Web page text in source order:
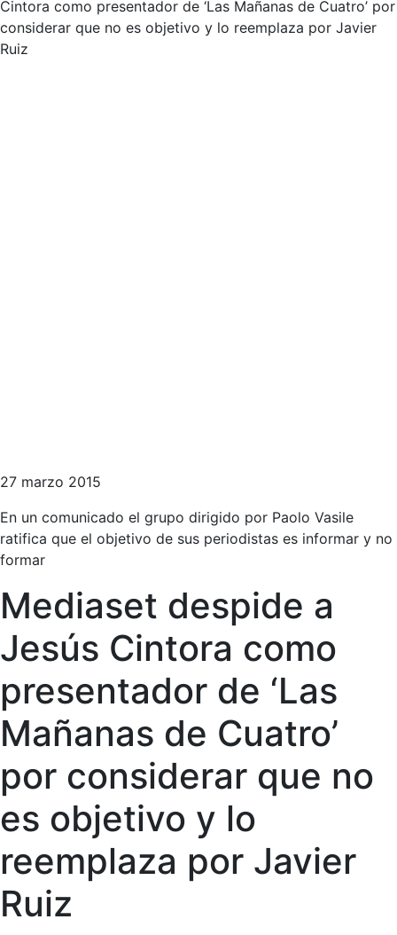
Cintora como presentador de ‘Las Mañanas de Cuatro’ por
considerar que no es objetivo y lo reemplaza por Javier
Ruiz
27 marzo 2015
En un comunicado el grupo dirigido por Paolo Vasile
ratifica que el objetivo de sus periodistas es informar y no
formar
Mediaset despide a
Jesús Cintora como
presentador de ‘Las
Mañanas de Cuatro’
por considerar que no
es objetivo y lo
reemplaza por Javier
Ruiz